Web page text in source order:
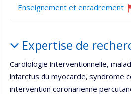
Enseignement et encadrement
Expertise de
Cardiologie interventionnelle,
infarctus du myocarde, syndrome
intervention coronarienne